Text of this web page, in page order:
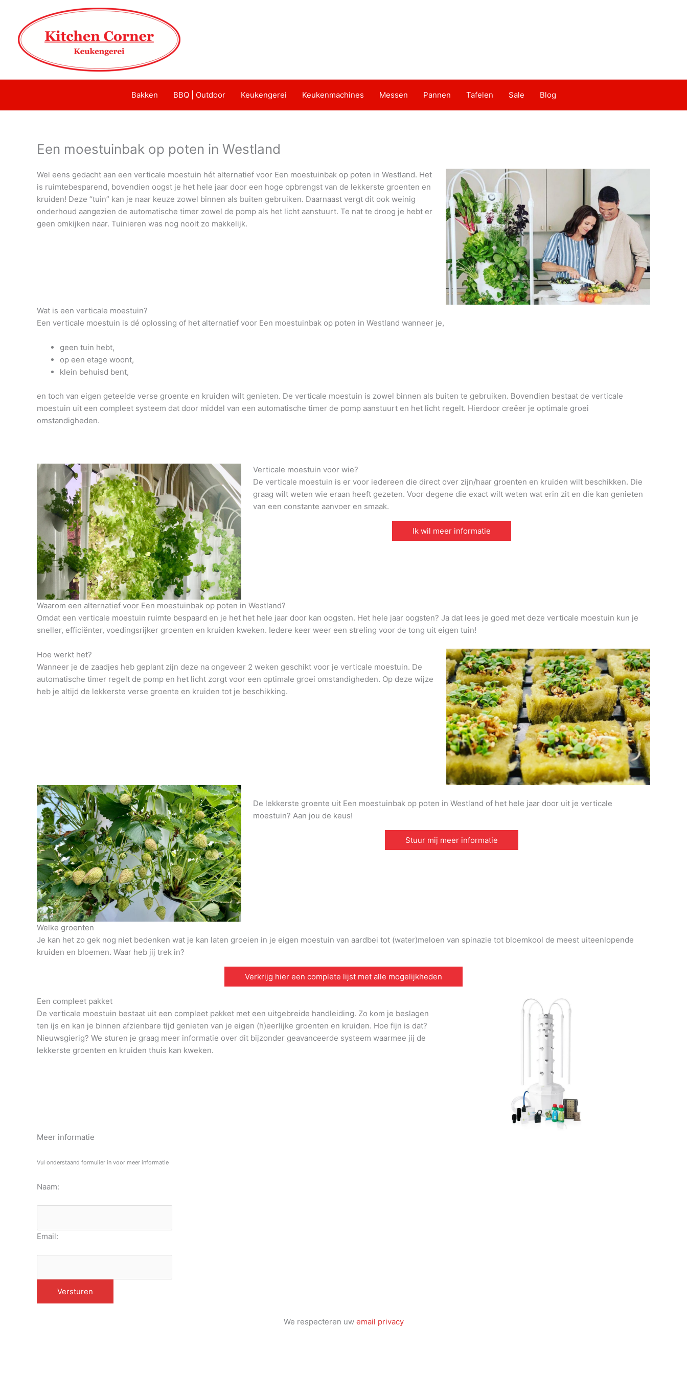
Bakken BBQ | Outdoor Keukengerei Keukenmachines Messen Pannen Tafelen Sale Blog
Een moestuinbak op poten in Westland
Wel eens gedacht aan een verticale moestuin hét alternatief voor Een moestuinbak op poten in Westland. Het
is ruimtebesparend, bovendien oogst je het hele jaar door een hoge opbrengst van de lekkerste groenten en
kruiden! Deze “tuin” kan je naar keuze zowel binnen als buiten gebruiken. Daarnaast vergt dit ook weinig
onderhoud aangezien de automatische timer zowel de pomp als het licht aanstuurt. Te nat te droog je hebt er
geen omkijken naar. Tuinieren was nog nooit zo makkelijk.
Wat is een verticale moestuin?
Een verticale moestuin is dé oplossing of het alternatief voor Een moestuinbak op poten in Westland wanneer je,
geen tuin hebt,
op een etage woont,
klein behuisd bent,
en toch van eigen geteelde verse groente en kruiden wilt genieten. De verticale moestuin is zowel binnen als buiten te gebruiken. Bovendien bestaat de verticale
moestuin uit een compleet systeem dat door middel van een automatische timer de pomp aanstuurt en het licht regelt. Hierdoor creëer je optimale groei
omstandigheden.
Verticale moestuin voor wie?
De verticale moestuin is er voor iedereen die direct over zijn/haar groenten en kruiden wilt beschikken. Die
graag wilt weten wie eraan heeft gezeten. Voor degene die exact wilt weten wat erin zit en die kan genieten
van een constante aanvoer en smaak.
Ik wil meer informatie
Waarom een alternatief voor Een moestuinbak op poten in Westland?
Omdat een verticale moestuin ruimte bespaard en je het het hele jaar door kan oogsten. Het hele jaar oogsten? Ja dat lees je goed met deze verticale moestuin kun je
sneller, efficiënter, voedingsrijker groenten en kruiden kweken. Iedere keer weer een streling voor de tong uit eigen tuin!
Hoe werkt het?
Wanneer je de zaadjes heb geplant zijn deze na ongeveer 2 weken geschikt voor je verticale moestuin. De
automatische timer regelt de pomp en het licht zorgt voor een optimale groei omstandigheden. Op deze wijze
heb je altijd de lekkerste verse groente en kruiden tot je beschikking.
De lekkerste groente uit Een moestuinbak op poten in Westland of het hele jaar door uit je verticale
moestuin? Aan jou de keus!
Stuur mij meer informatie
Welke groenten
Je kan het zo gek nog niet bedenken wat je kan laten groeien in je eigen moestuin van aardbei tot (water)meloen van spinazie tot bloemkool de meest uiteenlopende
kruiden en bloemen. Waar heb jij trek in?
Verkrijg hier een complete lijst met alle mogelijkheden
Een compleet pakket
De verticale moestuin bestaat uit een compleet pakket met een uitgebreide handleiding. Zo kom je beslagen
ten ijs en kan je binnen afzienbare tijd genieten van je eigen (h)eerlijke groenten en kruiden. Hoe fijn is dat?
Nieuwsgierig? We sturen je graag meer informatie over dit bijzonder geavanceerde systeem waarmee jij de
lekkerste groenten en kruiden thuis kan kweken.
Meer informatie
Vul onderstaand formulier in voor meer informatie
Naam:
Email:
We respecteren uw email privacy